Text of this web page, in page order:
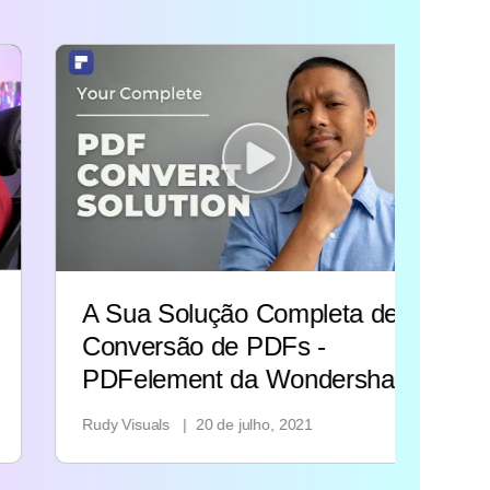
A Sua Solução Completa de
Conversão de PDFs -
PDFelement da Wondershare
Rudy Visuals | 20 de julho, 2021